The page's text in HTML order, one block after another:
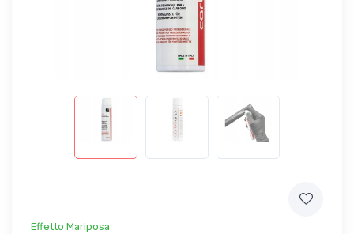
Effetto Mariposa